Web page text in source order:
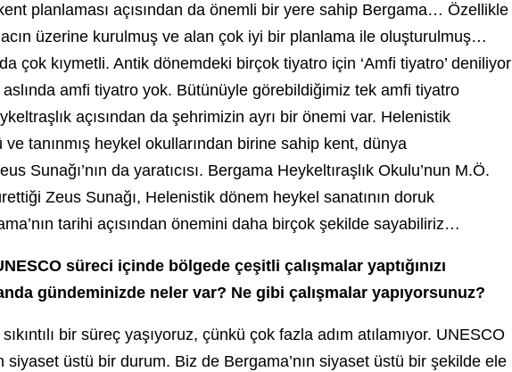
planlaması açısından da önemli bir yere sahip Bergama… Özellikle
üzerine kurulmuş ve alan çok iyi bir planlama ile oluşturulmuş…
çok kıymetli. Antik dönemdeki birçok tiyatro için ‘Amfi tiyatro’ deniliyor
aslında amfi tiyatro yok. Bütünüyle görebildiğimiz tek amfi tiyatro
açısından da şehrimizin ayrı bir önemi var. Helenistik
tanınmış heykel okullarından birine sahip kent, dünya
Sunağı’nın da yaratıcısı. Bergama Heykeltıraşlık Okulu’nun M.Ö.
Zeus Sunağı, Helenistik dönem heykel sanatının doruk
tarihi açısından önemini daha birçok şekilde sayabiliriz…
süreci içinde bölgede çeşitli çalışmalar yaptığınızı
gündeminizde neler var? Ne gibi çalışmalar yapıyorsunuz?
bir süreç yaşıyoruz, çünkü çok fazla adım atılamıyor. UNESCO
siyaset üstü bir durum. Biz de Bergama’nın siyaset üstü bir şekilde ele